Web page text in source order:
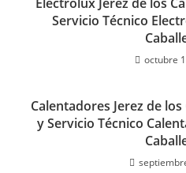
Servicio Técnico
octubre
Calentadores Jerez de
y Servicio Técnico